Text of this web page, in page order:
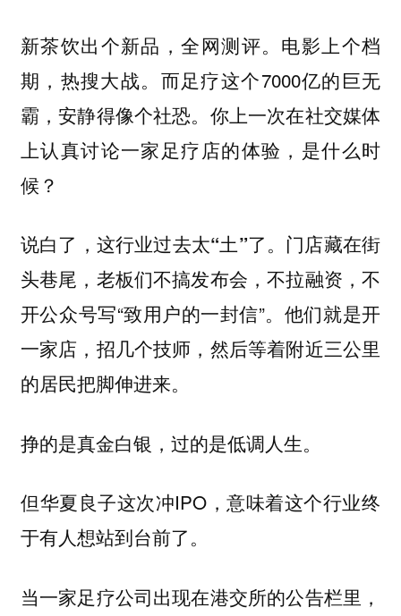
新茶饮出个新品，全网测评。电影上个档
期，热搜大战。而足疗这个7000亿的巨无
霸，安静得像个社恐。你上一次在社交媒体
上认真讨论一家足疗店的体验，是什么时
候？
说白了，这行业过去太“土”了。 门店藏在街
头巷尾，老板们不搞发布会，不拉融资，不
开公众号写“致用户的一封信”。他们就是开
一家店，招几个技师，然后等着附近三公里
的居民把脚伸进来。
挣的是真金白银，过的是低调人生。
但华夏良子这次冲IPO，意味着这个行业终
于有人想站到台前了。
当一家足疗公司出现在港交所的公告栏里，